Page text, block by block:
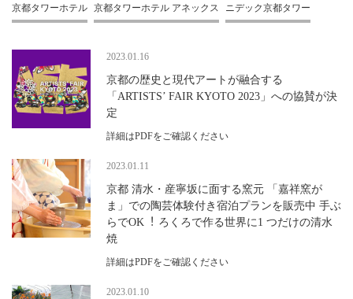
京都タワーホテル 京都タワーホテル アネックス ニデック京都タワー
2023.01.16
京都の歴史と現代アートが融合する
「ARTISTS’ FAIR KYOTO 2023」への協賛が決
定
詳細はPDFをご確認ください
2023.01.11
京都 清⽔・産寧坂に⾯する窯元 「嘉祥窯が
ま」での陶芸体験付き宿泊プランを販売中 ⼿ぶ
らでOK︕ ろくろで作る世界に1 つだけの清⽔
焼
詳細はPDFをご確認ください
2023.01.10